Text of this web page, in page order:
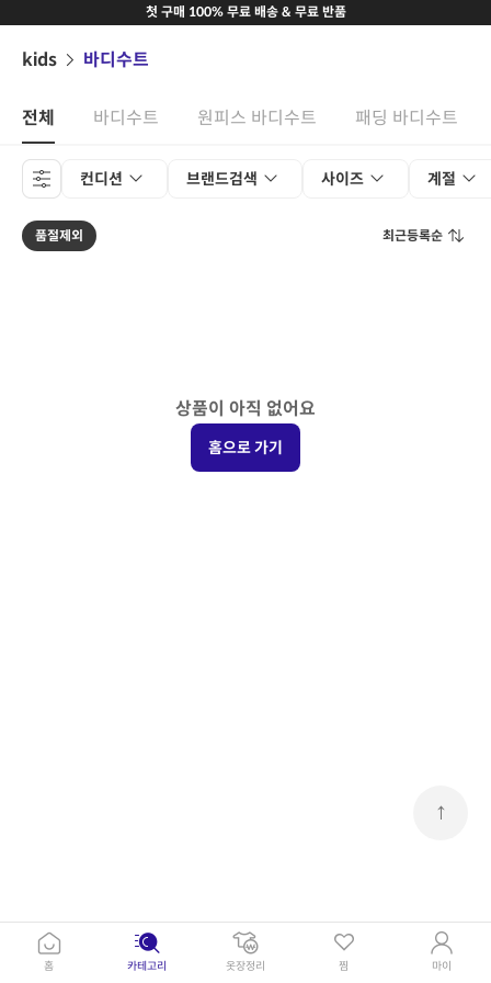
첫 구매 100% 무료 배송 & 무료 반품
kids 바디수트
전체 바디수트 원피스 바디수트 패딩 바디수트
컨디션 브랜드검색 사이즈 계절
품절제외 최근등록순
↑
상품이 아직 없어요
홈으로 가기
홈 카테고리 옷장정리 찜 마이